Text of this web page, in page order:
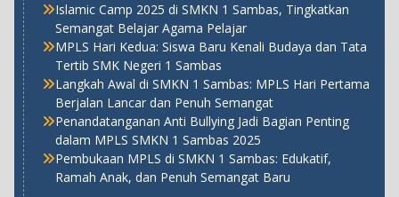
Islamic Camp 2025 di SMKN 1 Sambas, Tingkatkan
Semangat Belajar Agama Pelajar
MPLS Hari Kedua: Siswa Baru Kenali Budaya dan Tata
Tertib SMK Negeri 1 Sambas
Langkah Awal di SMKN 1 Sambas: MPLS Hari Pertama
Berjalan Lancar dan Penuh Semangat
Penandatanganan Anti Bullying Jadi Bagian Penting
dalam MPLS SMKN 1 Sambas 2025
Pembukaan MPLS di SMKN 1 Sambas: Edukatif,
Ramah Anak, dan Penuh Semangat Baru